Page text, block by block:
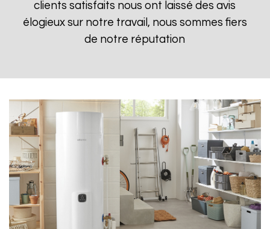
clients satisfaits nous ont laissé des avis
élogieux sur notre travail, nous sommes fiers
de notre réputation